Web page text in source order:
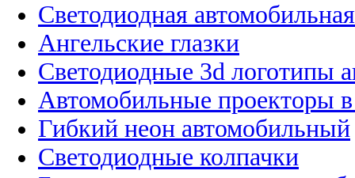
Светодиодная
Ангельские глазки
Светодиодные 3d логотипы
Автомобильные проекторы
Гибкий неон автомобильный
Светодиодные колпачки